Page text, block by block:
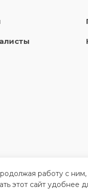
работу с
этот сайт удобнее